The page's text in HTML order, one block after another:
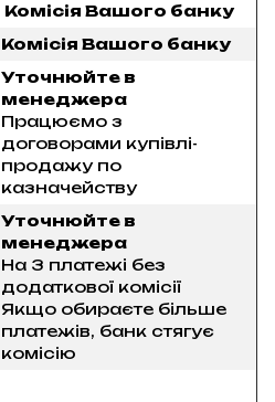
Комісія Вашого банку
Комісія Вашого банку
Уточнюйте в
менеджера
Працюємо з
договорами купівлі-
продажу по
казначейству
Уточнюйте в
менеджера
На 3 платежі без
додаткової комісії
Якщо обираєте більше
платежів, банк стягує
комісію